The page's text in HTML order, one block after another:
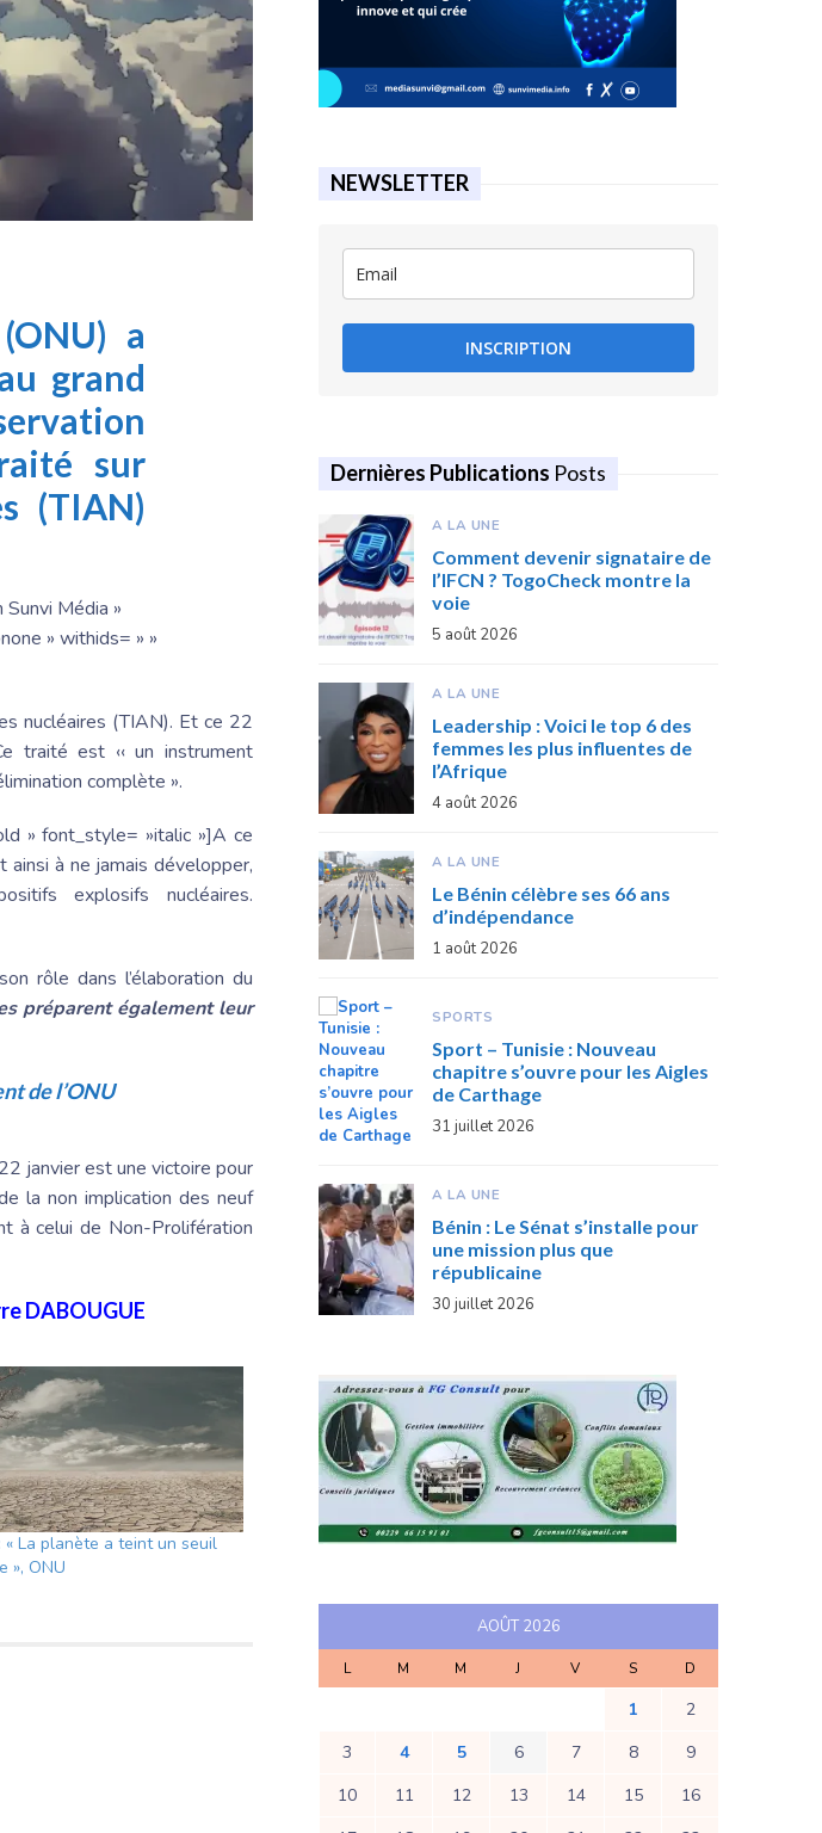
a
grand
sur
(TIAN)
Média »
» withids= » »
nucléaires (TIAN). Et ce 22
traité est ‹‹ un instrument
complète ».
» font_style= »italic »]A ce
à ne jamais développer,
explosifs nucléaires.
rôle dans l’élaboration du
préparent également leur
de l’ONU
janvier est une victoire pour
la non implication des neuf
à celui de Non-Prolifération
DABOUGUE
« La planète a teint un seuil
», ONU
NEWSLETTER
INSCRIPTION
Dernières Publications Posts
A LA UNE
Comment devenir signataire de
l’IFCN ? TogoCheck montre la
voie
5 août 2026
A LA UNE
Leadership : Voici le top 6 des
femmes les plus influentes de
l’Afrique
4 août 2026
A LA UNE
Le Bénin célèbre ses 66 ans
d’indépendance
1 août 2026
SPORTS
Sport – Tunisie : Nouveau
chapitre s’ouvre pour les Aigles
de Carthage
31 juillet 2026
A LA UNE
Bénin : Le Sénat s’installe pour
une mission plus que
républicaine
30 juillet 2026
AOÛT 2026
L M M J V S D
1
2
3
4 5 6 7 8
9
10
11 12 13 14 15
16